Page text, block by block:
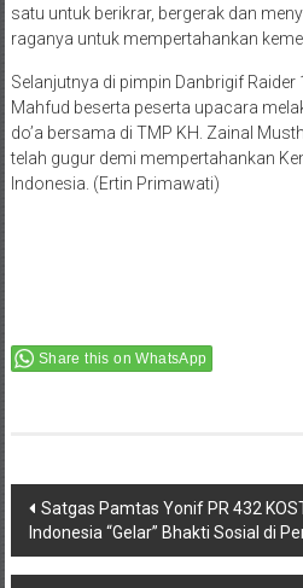
satu untuk berikrar, bergerak dan
raganya untuk mempertahankan
Selanjutnya di pimpin Danbrigif
Mahfud beserta peserta upacara
do’a bersama di TMP KH. Zainal
telah gugur demi mempertahankan
Indonesia. (Ertin Primawati)
Share this on WhatsApp
Post
navigation
Satgas Pamtas Yonif PR 432
Indonesia “Gelar” Bhakti Sosial di